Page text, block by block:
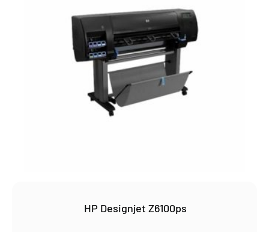
HP Designjet Z6100ps